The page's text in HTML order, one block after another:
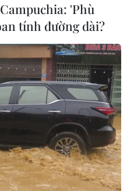
TTXVN)
tải học sinh tại một
sinh thiếu thông tin
cấp trên địa bàn
Đào tạo Hà Nội đã
'Phù
tính đường dài?